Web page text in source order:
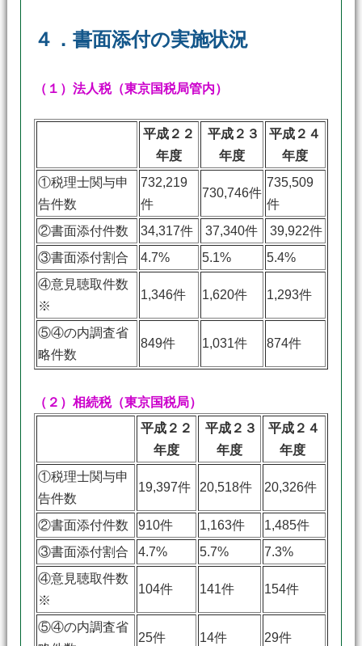
４．書面添付の実施状況
（１）法人税（東京国税局管内）
平成２２
年度
平成２３
年度
平成２４
年度
①税理士関与申
告件数
732,219
件
730,746件
735,509
件
②書面添付件数
34,317件 37,340件
39,922件
③書面添付割合
4.7% 5.1%
5.4%
④意見聴取件数
※
1,346件 1,620件 1,293件
⑤④の内調査省
略件数
849件 1,031件 874件
（２）相続税（東京国税局）
平成２２
年度
平成２３
年度
平成２４
年度
①税理士関与申
告件数
19,397件 20,518件 20,326件
②書面添付件数 910件 1,163件
1,485件
③書面添付割合
4.7% 5.7%
7.3%
④意見聴取件数
※
104件 141件 154件
⑤④の内調査省
25件 14件 29件